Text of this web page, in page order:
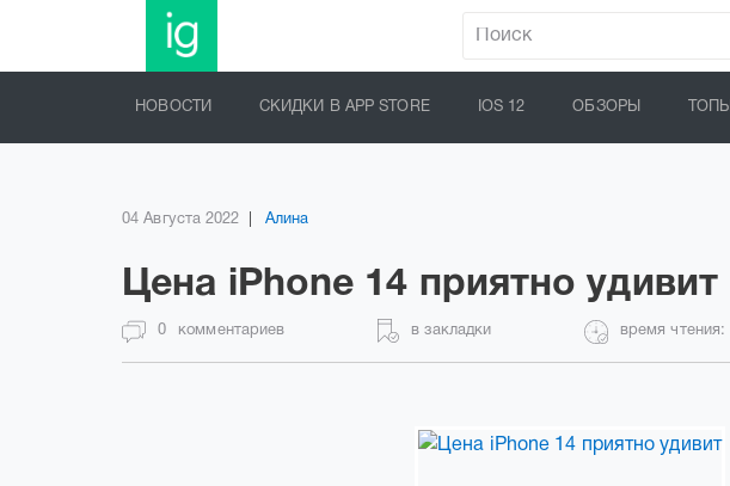
НОВОСТИ СКИДКИ В APP STORE IOS 12 ОБЗОРЫ ТОПЫ
04 Августа 2022 Алина
Цена iPhone 14 приятно удивит
0 комментариев в закладки время чтения: